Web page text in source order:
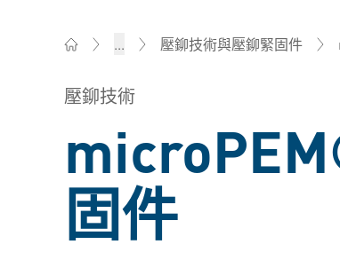
... 壓鉚技術與壓鉚緊固件
壓鉚技術
固件